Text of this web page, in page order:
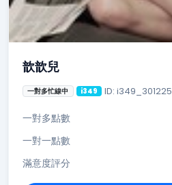
歆歆兒
一對多忙線中 i349 ID: i349_301225
一對多點數
一對一點數
滿意度評分